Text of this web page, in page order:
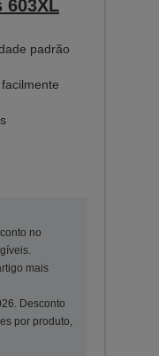
603XL
padrão
no
mais
Desconto
por produto,